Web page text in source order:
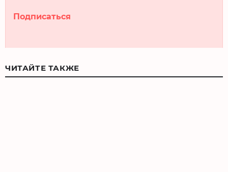
Подписаться
ЧИТАЙТЕ ТАКЖЕ